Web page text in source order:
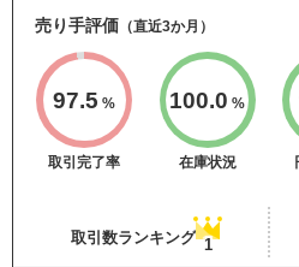
売り手評価 （直近3か月）
97.5 %
取引完了率
100.0 %
在庫状況
取引数ランキング 1